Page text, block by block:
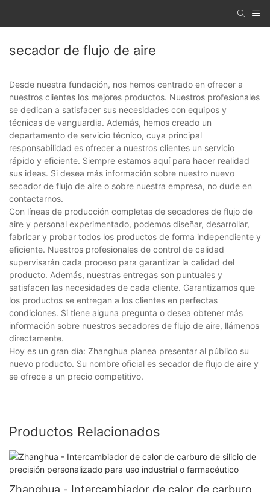
secador de flujo de aire
Desde nuestra fundación, nos hemos centrado en ofrecer a
nuestros clientes los mejores productos. Nuestros profesionales
se dedican a satisfacer sus necesidades con equipos y
técnicas de vanguardia. Además, hemos creado un
departamento de servicio técnico, cuya principal
responsabilidad es ofrecer a nuestros clientes un servicio
rápido y eficiente. Siempre estamos aquí para hacer realidad
sus ideas. Si desea más información sobre nuestro nuevo
secador de flujo de aire o sobre nuestra empresa, no dude en
contactarnos.
Con líneas de producción completas de secadores de flujo de
aire y personal experimentado, podemos diseñar, desarrollar,
fabricar y probar todos los productos de forma independiente y
eficiente. Nuestros profesionales de control de calidad
supervisarán cada proceso para garantizar la calidad del
producto. Además, nuestras entregas son puntuales y
satisfacen las necesidades de cada cliente. Garantizamos que
los productos se entregan a los clientes en perfectas
condiciones. Si tiene alguna pregunta o desea obtener más
información sobre nuestros secadores de flujo de aire, llámenos
directamente.
Hoy es un gran día: Zhanghua planea presentar al público su
nuevo producto. Su nombre oficial es secador de flujo de aire y
se ofrece a un precio competitivo.
Productos Relacionados
Zhanghua - Intercambiador de calor de carburo